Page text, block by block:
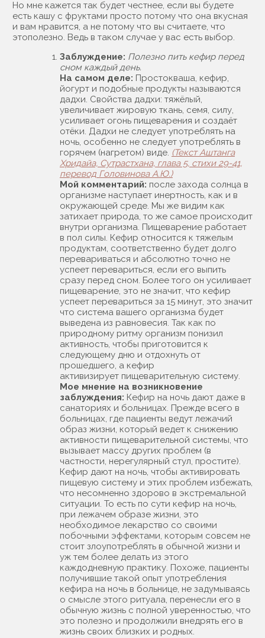
Но мне кажется так будет честнее, если вы будете
есть кашу с фруктами просто потому что она вкусная
и вам нравится, а не потому что вы считаете, что
этополезно. Ведь в таком случае у вас есть выбор.
Заблуждение: Полезно пить кефир перед
сном каждый день.
На самом деле: Простокваша, кефир,
йогурт и подобные продукты называются
дадхи. Свойства дадхи: тяжёлый,
увеличивает жировую ткань, семя, силу,
усиливает огонь пищеварения и создаёт
отёки. Дадхи не следует употреблять на
ночь, особенно не следует употреблять в
горячем (нагретом) виде. (Текст Аштанга
Хридайа, Сутрастхана, глава 5, стихи 29-41,
перевод Головинова А.Ю.)
Мой комментарий: после захода солнца в
организме наступает инертность, как и в
окружающей среде. Мы же видим как
затихает природа, то же самое происходит
внутри организма. Пищеварение работает
в пол силы. Кефир относится к тяжелым
продуктам, соответственно будет долго
перевариваться и абсолютно точно не
успеет перевариться, если его выпить
сразу перед сном. Более того он усиливает
пищеварение, это не значит, что кефир
успеет перевариться за 15 минут, это значит
что система вашего организма будет
выведена из равновесия. Так как по
природному ритму организм понизил
активность, чтобы приготовится к
следующему дню и отдохнуть от
прошедшего, а кефир
активизирует пищеварительную систему.
Мое мнение на возникновение
заблуждения: Кефир на ночь дают даже в
санаториях и больницах. Прежде всего в
больницах, где пациенты ведут лежачий
образ жизни, который ведет к снижению
активности пищеварительной системы, что
вызывает массу других проблем (в
частности, нерегулярный стул, простите).
Кефир дают на ночь, чтобы активировать
пищевую систему и этих проблем избежать,
что несомненно здорово в экстремальной
ситуации. То есть по сути кефир на ночь,
при лежачем образе жизни, это
необходимое лекарство со своими
побочными эффектами, которым совсем не
стоит злоупотреблять в обычной жизни и
уж тем более делать из этого
каждодневную практику. Похоже, пациенты
получившие такой опыт употребления
кефира на ночь в больнице, не задумываясь
о смысле этого ритуала, перенесли его в
обычную жизнь с полной уверенностью, что
это полезно и продолжили внедрять его в
жизнь своих близких и родных.